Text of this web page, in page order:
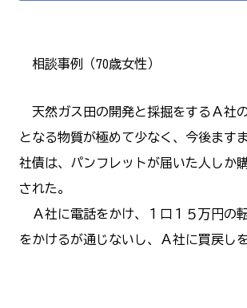
相談事例（70歳女性）
天然ガス田の開発と採掘をするＡ社
となる物質が極めて少なく、今後ます
社債は、パンフレットが届いた人しか
された。
Ａ社に電話をかけ、１口１５万円の
をかけるが通じないし、Ａ社に買戻し